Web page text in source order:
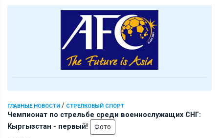
ГЛАВНЫЕ НОВОСТИ / СТРЕЛКОВЫЙ СПОРТ
Чемпионат по стрельбе среди военнослужащих СНГ:
Кыргызстан - первый!
Фото